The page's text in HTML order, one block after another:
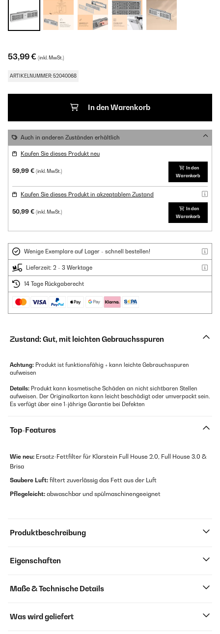
53,99 € (inkl. MwSt.)
ARTIKELNUMMER: 52040068
In den Warenkorb
Auch in anderen Zuständen erhältlich
Kaufen Sie dieses Produkt neu
59,99 € (inkl. MwSt.)
In den
Warenkorb
Kaufen Sie dieses Produkt in akzeptablem Zustand
50,99 € (inkl. MwSt.)
In den
Warenkorb
Wenige Exemplare auf Lager - schnell bestellen!
Lieferzeit: 2 - 3 Werktage
14 Tage Rückgaberecht
Zustand: Gut, mit leichten Gebrauchsspuren
Achtung: Produkt ist funktionsfähig + kann leichte Gebrauchsspuren
aufweisen
Details: Produkt kann kosmetische Schäden an nicht sichtbaren Stellen
aufweisen. Der Originalkarton kann leicht beschädigt oder umverpackt sein.
Es verfügt über eine 1-jährige Garantie bei Defekten
Top-Features
Wie neu: Ersatz-Fettfilter für Klarstein Full House 2.0, Full House 3.0 &
Brisa
Saubere Luft: filtert zuverlässig das Fett aus der Luft
Pflegeleicht: abwaschbar und spülmaschinengeeignet
Produktbeschreibung
Eigenschaften
Maße & Technische Details
Was wird geliefert